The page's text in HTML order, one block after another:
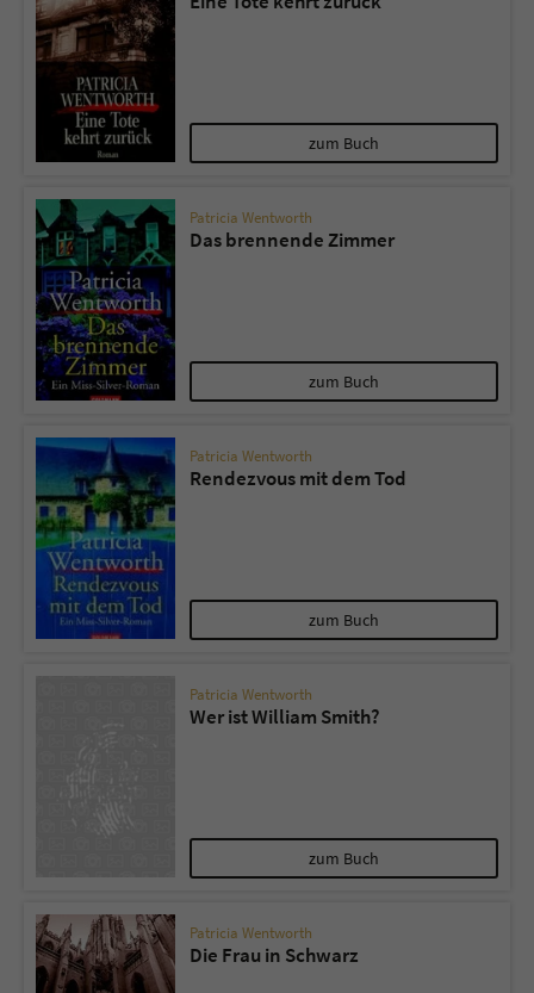
zum Buch
Patricia Wentworth
Das brennende Zimmer
zum Buch
Patricia Wentworth
Rendezvous mit dem Tod
zum Buch
Patricia Wentworth
Wer ist William Smith?
zum Buch
Patricia Wentworth
Die Frau in Schwarz